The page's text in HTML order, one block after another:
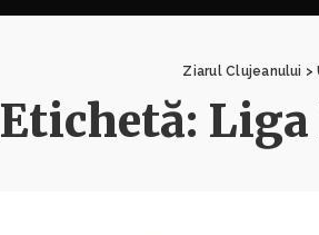
Ziarul Clujeanului >
Etichetă: Liga